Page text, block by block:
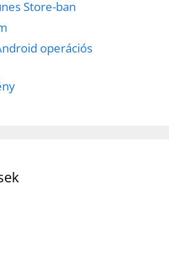
Store-ban
operációs